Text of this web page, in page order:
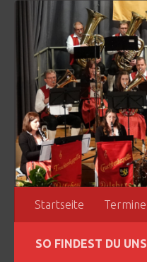
Zum Inhalt springen
Startseite Termine
SO FINDEST DU UNS